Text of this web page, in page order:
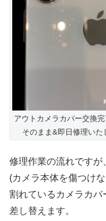
アウトカメラカバー交換
そのまま&即日修理いた
修理作業の流れですが
(カメラ本体を傷つけ
割れているカメラカ
差し替えます。